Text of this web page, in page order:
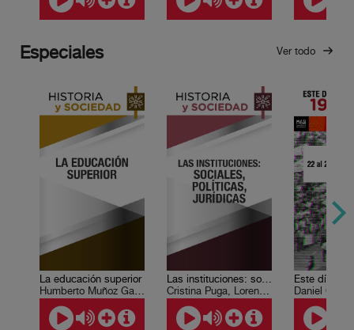
Especiales Ver todo
La educación superior
Humberto Muñoz García, María Herlinda Zozaya
Las instituciones: sociales, políticas, jurídicas
Cristina Puga, Lorenzo Córdova
Daniel Cazés